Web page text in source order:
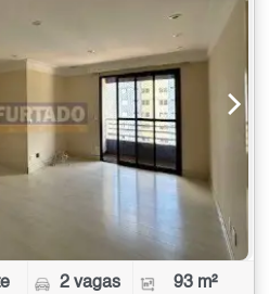
2 vagas 93 m²